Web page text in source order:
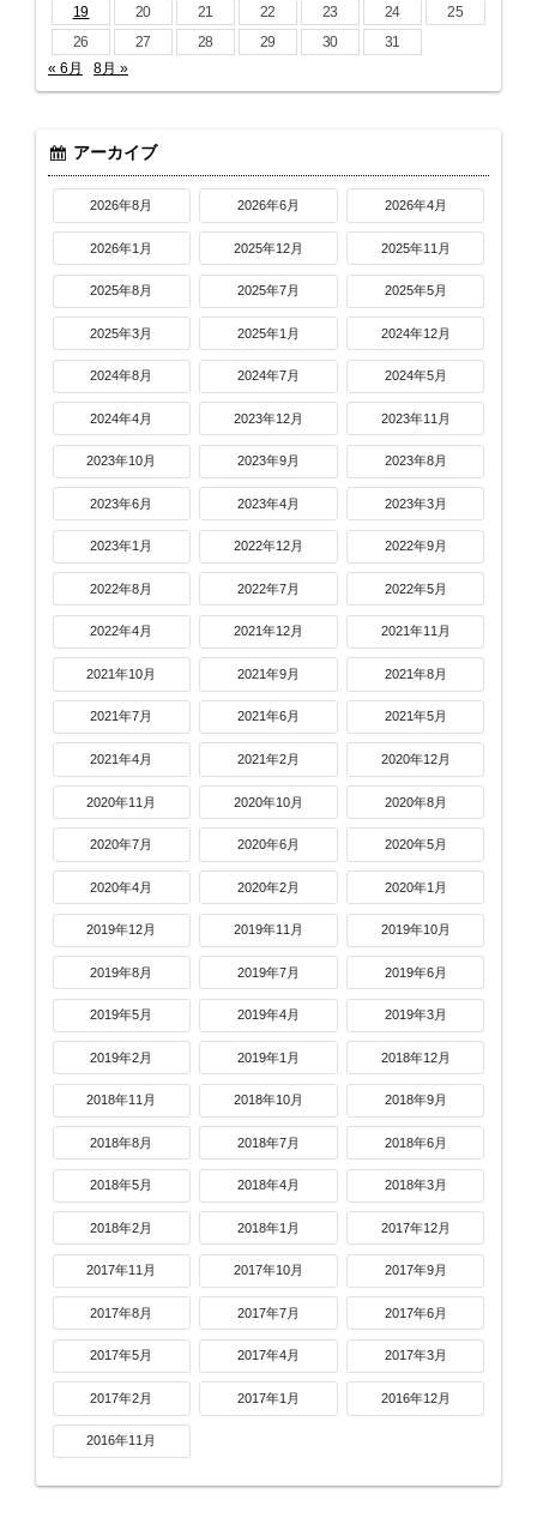
19
20 21 22 23 24
25
26
27 28 29 30
31
« 6月
8月 »
アーカイブ
2026年8月 2026年6月 2026年4月
2026年1月 2025年12月 2025年11月
2025年8月 2025年7月 2025年5月
2025年3月 2025年1月 2024年12月
2024年8月 2024年7月 2024年5月
2024年4月 2023年12月 2023年11月
2023年10月 2023年9月 2023年8月
2023年6月 2023年4月 2023年3月
2023年1月 2022年12月 2022年9月
2022年8月 2022年7月 2022年5月
2022年4月 2021年12月 2021年11月
2021年10月 2021年9月 2021年8月
2021年7月 2021年6月 2021年5月
2021年4月 2021年2月 2020年12月
2020年11月 2020年10月 2020年8月
2020年7月 2020年6月 2020年5月
2020年4月 2020年2月 2020年1月
2019年12月 2019年11月 2019年10月
2019年8月 2019年7月 2019年6月
2019年5月 2019年4月 2019年3月
2019年2月 2019年1月 2018年12月
2018年11月 2018年10月 2018年9月
2018年8月 2018年7月 2018年6月
2018年5月 2018年4月 2018年3月
2018年2月 2018年1月 2017年12月
2017年11月 2017年10月 2017年9月
2017年8月 2017年7月 2017年6月
2017年5月 2017年4月 2017年3月
2017年2月 2017年1月 2016年12月
2016年11月